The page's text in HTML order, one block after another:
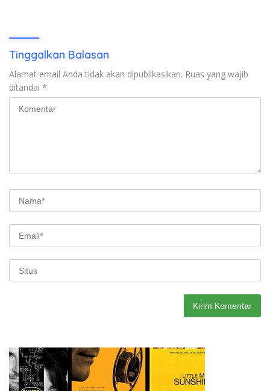
Tinggalkan Balasan
Alamat email Anda tidak akan dipublikasikan. Ruas yang wajib
ditandai *